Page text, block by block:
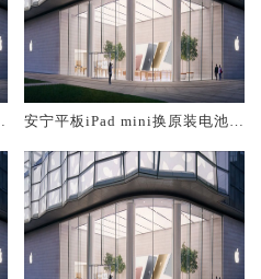
安宁平板iPad mini换原装电池维